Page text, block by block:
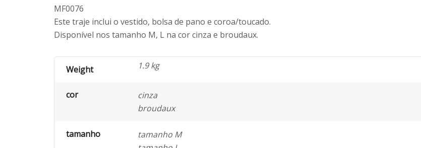
MF0076
Este traje inclui o vestido, bolsa de pano e coroa/toucado.
Disponível nos tamanho M, L na cor cinza e broudaux.
Weight 1.9 kg
cor
cinza
broudaux
tamanho
tamanho M